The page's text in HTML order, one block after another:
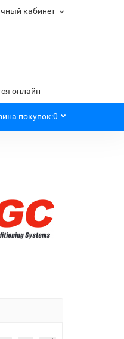
кабинет
онлайн
покупок:0